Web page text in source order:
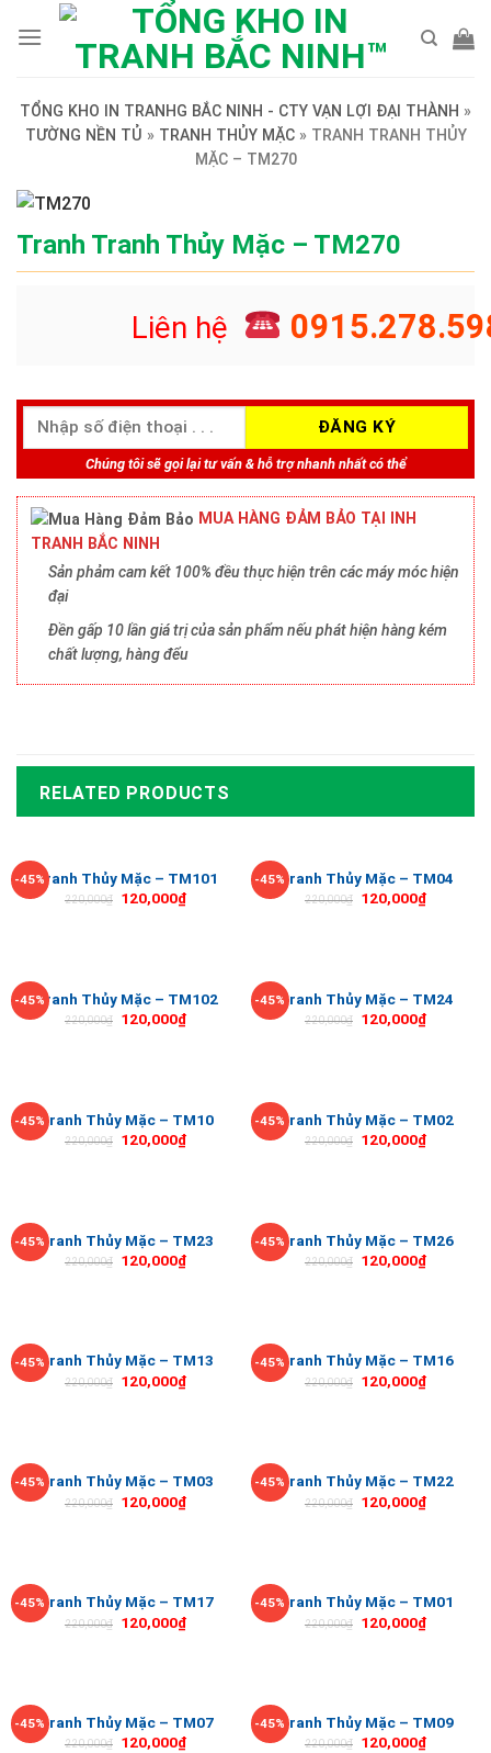
TỔNG KHO IN TRANHG BẮC NINH - CTY VẠN LỢI ĐẠI THÀNH »
TƯỜNG NỀN TỦ » TRANH THỦY MẶC» TRANH TRANH THỦY
MẶC – TM270
Tranh Tranh Thủy Mặc – TM270
Liên hệ
Chúng tôi sẽ gọi lại tư vấn & hỗ trợ nhanh nhất có thể
MUA HÀNG ĐẢM BẢO TẠI INH
TRANH BẮC NINH
Sản phảm cam kết 100% đều thực hiện trên các máy móc hiện
đại
Đền gấp 10 lần giá trị của sản phẩm nếu phát hiện hàng kém
chất lượng, hàng đểu
RELATED PRODUCTS
-45%Tranh Thủy Mặc – TM101
220,000₫ 120,000₫
-45%Tranh Thủy Mặc – TM04
220,000₫ 120,000₫
-45%Tranh Thủy Mặc – TM102
220,000₫ 120,000₫
-45%Tranh Thủy Mặc – TM24
220,000₫ 120,000₫
-45%Tranh Thủy Mặc – TM10
220,000₫ 120,000₫
-45%Tranh Thủy Mặc – TM02
220,000₫ 120,000₫
-45%Tranh Thủy Mặc – TM23
220,000₫ 120,000₫
-45%Tranh Thủy Mặc – TM26
220,000₫ 120,000₫
-45%Tranh Thủy Mặc – TM13
220,000₫ 120,000₫
-45%Tranh Thủy Mặc – TM16
220,000₫ 120,000₫
-45%Tranh Thủy Mặc – TM03
220,000₫ 120,000₫
-45%Tranh Thủy Mặc – TM22
220,000₫ 120,000₫
-45%Tranh Thủy Mặc – TM17
220,000₫ 120,000₫
-45%Tranh Thủy Mặc – TM01
220,000₫ 120,000₫
-45%Tranh Thủy Mặc – TM07
220,000₫ 120,000₫
-45%Tranh Thủy Mặc – TM09
220,000₫ 120,000₫